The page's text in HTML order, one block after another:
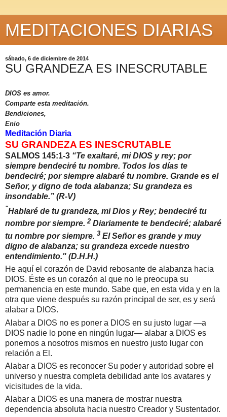
MEDITACIONES DIARIAS
sábado, 6 de diciembre de 2014
SU GRANDEZA ES INESCRUTABLE
DIOS es amor.
Comparte esta meditación.
Bendiciones,
Enio
Meditación Diaria
SU GRANDEZA ES INESCRUTABLE
SALMOS 145:1-3 “Te exaltaré, mi DIOS y rey; por
siempre bendeciré tu nombre. Todos los días te
bendeciré; por siempre alabaré tu nombre. Grande es el
Señor, y digno de toda alabanza; Su grandeza es
insondable.” (R-V)
"Hablaré de tu grandeza, mi Dios y Rey; bendeciré tu
nombre por siempre.2 Diariamente te bendeciré; alabaré
tu nombre por siempre. 3 El Señor es grande y muy
digno de alabanza; su grandeza excede nuestro
entendimiento." (D.H.H.)
He aquí el corazón de David rebosante de alabanza hacia
DIOS. Éste es un corazón al que no le preocupa su
permanencia en este mundo. Sabe que, en esta vida y en la
otra que viene después su razón principal de ser, es y será
alabar a DIOS.
Alabar a DIOS no es poner a DIOS en su justo lugar —a
DIOS nadie lo pone en ningún lugar— alabar a DIOS es
ponernos a nosotros mismos en nuestro justo lugar con
relación a El.
Alabar a DIOS es reconocer Su poder y autoridad sobre el
universo y nuestra completa debilidad ante los avatares y
vicisitudes de la vida.
Alabar a DIOS es una manera de mostrar nuestra
dependencia absoluta hacia nuestro Creador y Sustentador.